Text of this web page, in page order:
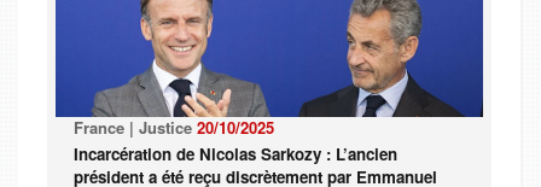
France | Justice 20/10/2025
Incarcération de Nicolas Sarkozy : L’ancien
président a été reçu discrètement par Emmanuel